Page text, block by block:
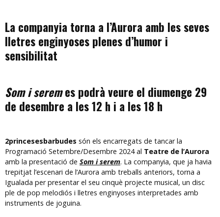
La companyia torna a l’Aurora amb les seves
lletres enginyoses plenes d’humor i
sensibilitat
Som i seremes podrà veure el diumenge 29
de desembre a les 12 h i a les 18 h
2princesesbarbudes són els encarregats de tancar la
Programació Setembre/Desembre 2024 al Teatre de l’Aurora
amb la presentació de Som i serem. La companyia, que ja havia
trepitjat l’escenari de l’Aurora amb treballs anteriors, torna a
Igualada per presentar el seu cinquè projecte musical, un disc
ple de pop melodiós i lletres enginyoses interpretades amb
instruments de joguina.